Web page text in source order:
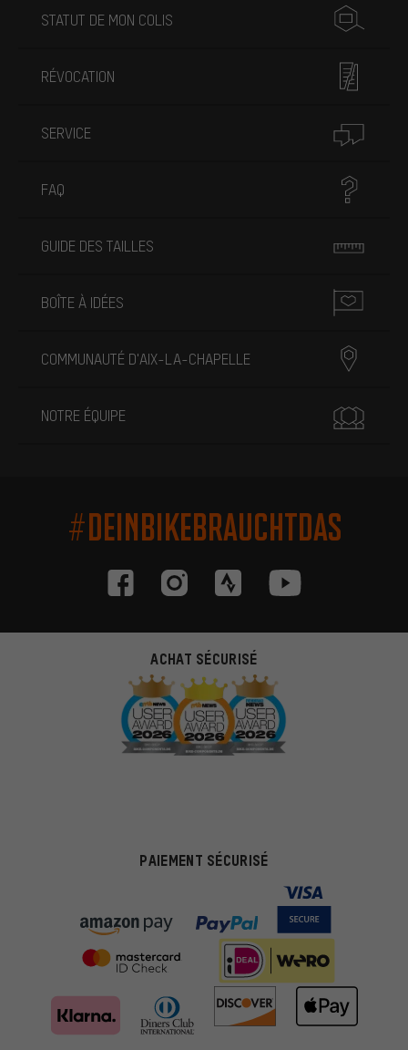
STATUT DE MON COLIS
RÉVOCATION
SERVICE
FAQ
GUIDE DES TAILLES
BOÎTE À IDÉES
COMMUNAUTÉ D'AIX-LA-CHAPELLE
NOTRE ÉQUIPE
#DEINBIKEBRAUCHTDAS
ACHAT SÉCURISÉ
PAIEMENT SÉCURISÉ
Des offres plus adaptées